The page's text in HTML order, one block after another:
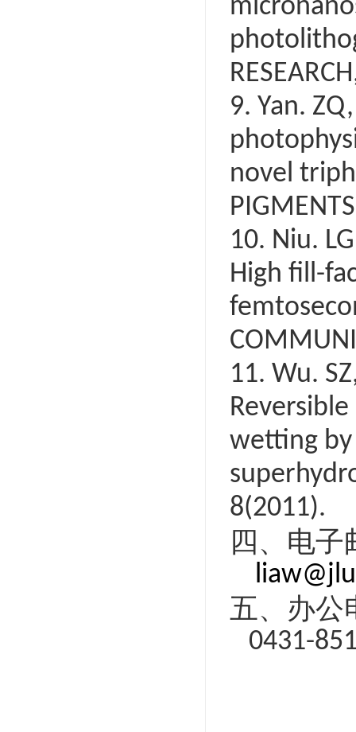
9. Yan.
novel
10. Niu.
High fill-
11. Wu.
wetting
8(2011).
四、电子
五、办公
0431-